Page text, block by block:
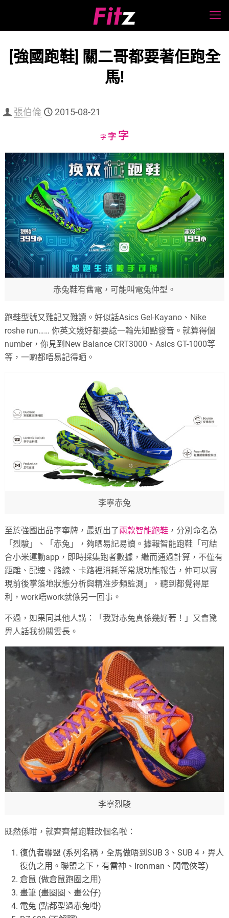
[強國跑鞋] 關二哥都要著佢跑全
馬!
張伯倫 2015-08-21
字Decrease
size.
字Reset
size.
字Increase
size.
赤兔鞋有舊電，可能叫電兔仲型。
跑鞋型號又難記又難讀。好似話Asics Gel-Kayano、Nike
roshe run…… 你英文幾好都要諗一輪先知點發音。就算得個
number，你見到New Balance CRT3000、Asics GT-1000等
等，一啲都唔易記得晒。
李寧赤兔
至於強國出品李寧牌，最近出了兩款智能跑鞋 ，分別命名為
「烈駿」、「赤兔」，夠晒易記易讀。據報智能跑鞋「可結
合小米運動app，即時採集跑者數據，繼而通過計算，不僅有
距離、配速、路線、卡路裡消耗等常規功能報告，仲可以實
現前後掌落地狀態分析與精准步頻監測」，聽到都覺得犀
利，work唔work就係另一回事。
不過，如果同其他人講：「我對赤兔真係幾好著！」又會驚
畀人話我扮關雲長。
李寧烈駿
既然係咁，就齊齊幫跑鞋改個名啦：
復仇者聯盟 (系列名稱，全馬做唔到SUB 3、SUB 4，畀人
復仇之用。聯盟之下，有雷神、Ironman、閃電俠等)
倉鼠 (做倉鼠跑圈之用)
畫筆 (畫圈圈、畫公仔)
電兔 (點都型過赤兔啩)